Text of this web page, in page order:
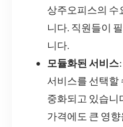
상주오피스의 수
니다. 직원들이
니다.
모듈화된 서비스
서비스를 선택할
중화되고 있습니
가격에도 큰 영